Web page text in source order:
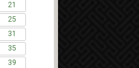
21
25
31
35
39